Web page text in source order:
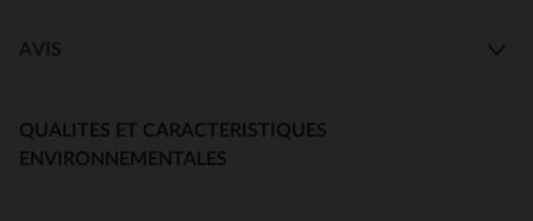
AVIS
QUALITES ET CARACTERISTIQUES
ENVIRONNEMENTALES